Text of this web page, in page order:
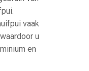
vaak
u
en